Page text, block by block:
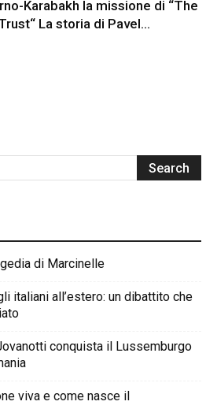
Karabakh la missione di “The
La storia di Pavel…
di Marcinelle
italiani all’estero: un dibattito che
conquista il Lussemburgo
viva e come nasce il